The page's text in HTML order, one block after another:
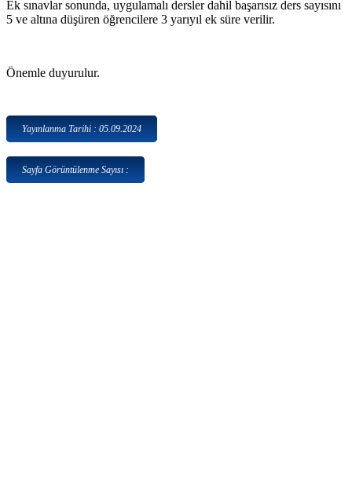
Ek sınavlar sonunda, uygulamalı dersler dahil başarısız ders sayısını
5 ve altına düşüren öğrencilere 3 yarıyıl ek süre verilir.
Önemle duyurulur.
Yayınlanma Tarihi : 05.09.2024
Sayfa Görüntülenme Sayısı :